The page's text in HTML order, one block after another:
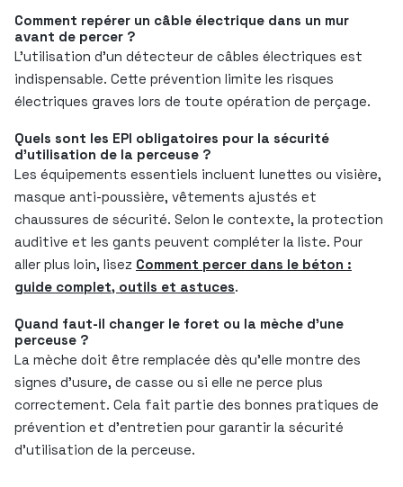
Comment repérer un câble électrique dans un mur
avant de percer ?
L’utilisation d’un détecteur de câbles électriques est
indispensable. Cette prévention limite les risques
électriques graves lors de toute opération de perçage.
Quels sont les EPI obligatoires pour la sécurité
d’utilisation de la perceuse ?
Les équipements essentiels incluent lunettes ou visière,
masque anti-poussière, vêtements ajustés et
chaussures de sécurité. Selon le contexte, la protection
auditive et les gants peuvent compléter la liste. Pour
aller plus loin, lisez Comment percer dans le béton :
guide complet, outils et astuces.
Quand faut-il changer le foret ou la mèche d’une
perceuse ?
La mèche doit être remplacée dès qu’elle montre des
signes d’usure, de casse ou si elle ne perce plus
correctement. Cela fait partie des bonnes pratiques de
prévention et d’entretien pour garantir la sécurité
d’utilisation de la perceuse.